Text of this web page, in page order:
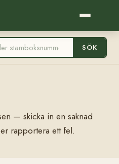
SÖK
— skicka in en saknad
rapportera ett fel.